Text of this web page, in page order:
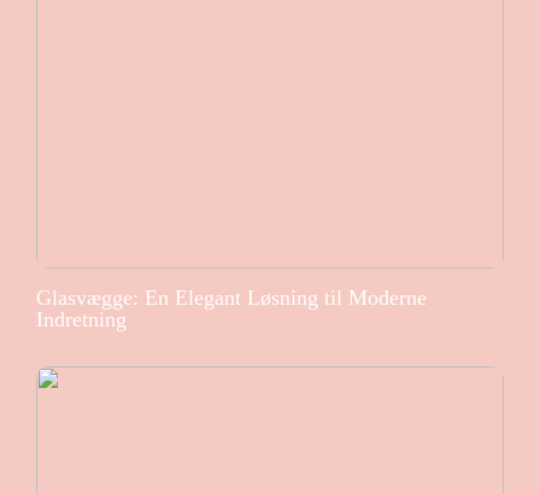
Glasvægge: En Elegant Løsning til Moderne
Indretning